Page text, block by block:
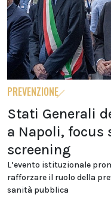
PREVENZIONE
Stati Generali
a Napoli, focus
screening
L’evento istituzionale
rafforzare il ruolo della
sanità pubblica